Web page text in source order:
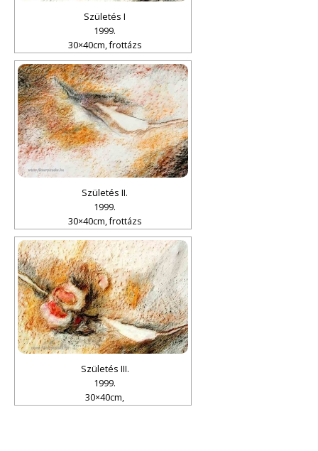
Születés I
1999.
30×40cm, frottázs
Születés II.
1999.
30×40cm, frottázs
Születés III.
1999.
30×40cm,